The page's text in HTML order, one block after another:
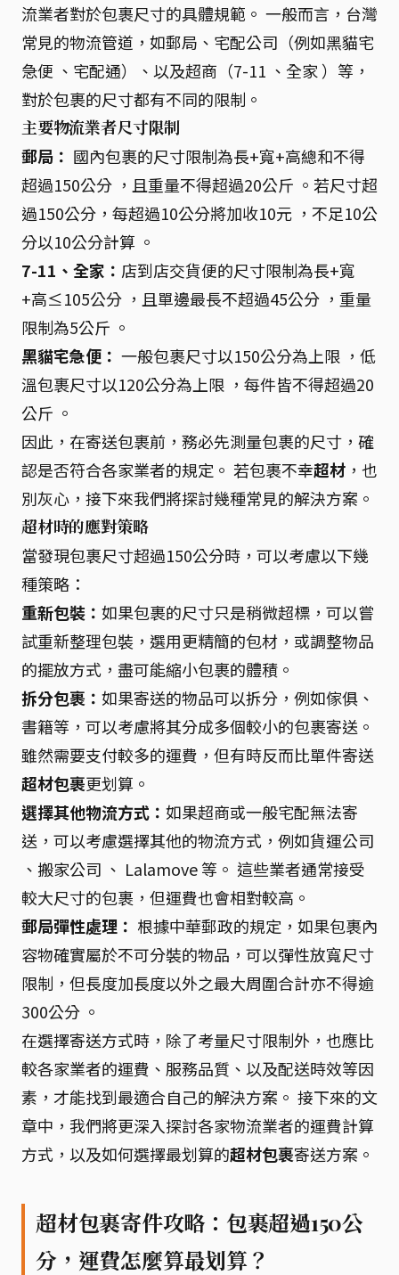
流業者對於包裹尺寸的具體規範。 一般而言，台灣
常見的物流管道，如郵局、宅配公司（例如黑貓宅
急便 、宅配通）、以及超商（7-11 、全家 ）等，
對於包裹的尺寸都有不同的限制。
主要物流業者尺寸限制
郵局： 國內包裹的尺寸限制為長+寬+高總和不得
超過150公分 ，且重量不得超過20公斤 。若尺寸超
過150公分，每超過10公分將加收10元 ，不足10公
分以10公分計算 。
7-11、全家： 店到店交貨便的尺寸限制為長+寬
+高≤105公分 ，且單邊最長不超過45公分 ，重量
限制為5公斤 。
黑貓宅急便： 一般包裹尺寸以150公分為上限 ，低
溫包裹尺寸以120公分為上限 ，每件皆不得超過20
公斤 。
因此，在寄送包裹前，務必先測量包裹的尺寸，確
認是否符合各家業者的規定。 若包裹不幸超材 ，也
別灰心，接下來我們將探討幾種常見的解決方案。
超材時的應對策略
當發現包裹尺寸超過150公分時，可以考慮以下幾
種策略：
重新包裝： 如果包裹的尺寸只是稍微超標，可以嘗
試重新整理包裝，選用更精簡的包材，或調整物品
的擺放方式，盡可能縮小包裹的體積。
拆分包裹： 如果寄送的物品可以拆分，例如傢俱、
書籍等，可以考慮將其分成多個較小的包裹寄送。
雖然需要支付較多的運費，但有時反而比單件寄送
超材包裹更划算。
選擇其他物流方式： 如果超商或一般宅配無法寄
送，可以考慮選擇其他的物流方式，例如貨運公司
、搬家公司 、 Lalamove 等。 這些業者通常接受
較大尺寸的包裹，但運費也會相對較高。
郵局彈性處理： 根據中華郵政的規定，如果包裹內
容物確實屬於不可分裝的物品，可以彈性放寬尺寸
限制，但長度加長度以外之最大周圍合計亦不得逾
300公分 。
在選擇寄送方式時，除了考量尺寸限制外，也應比
較各家業者的運費、服務品質、以及配送時效等因
素，才能找到最適合自己的解決方案。 接下來的文
章中，我們將更深入探討各家物流業者的運費計算
方式，以及如何選擇最划算的超材包裹寄送方案。
超材包裹寄件攻略：包裹超過150公
分，運費怎麼算最划算？